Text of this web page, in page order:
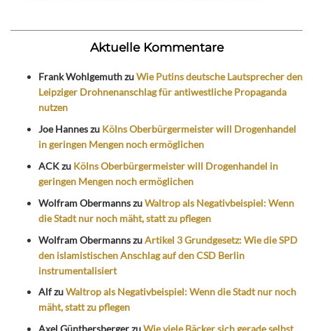
Aktuelle Kommentare
Frank WohlgemuthzuWie Putins deutsche Lautsprecher den
Leipziger Drohnenanschlag für antiwestliche Propaganda
nutzen
Joe Hanneszu Kölns Oberbürgermeister will Drogenhandel
in geringen Mengen noch ermöglichen
ACKzu Kölns Oberbürgermeister will Drogenhandel in
geringen Mengen noch ermöglichen
Wolfram ObermannszuWaltrop als Negativbeispiel: Wenn
die Stadt nur noch mäht, statt zu pflegen
Wolfram ObermannszuArtikel 3 Grundgesetz: Wie die SPD
den islamistischen Anschlag auf den CSD Berlin
instrumentalisiert
AlfzuWaltrop als Negativbeispiel: Wenn die Stadt nur noch
mäht, statt zu pflegen